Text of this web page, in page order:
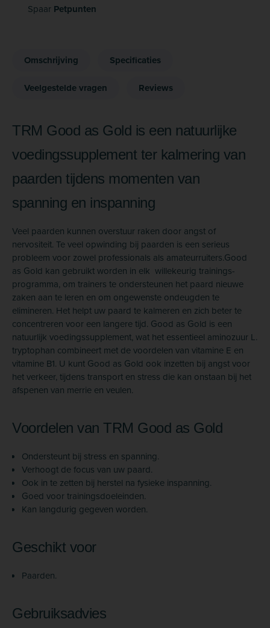
Spaar Petpunten
Omschrijving Specificaties
Veelgestelde vragen Reviews
TRM Good as Gold is een natuurlijke
voedingssupplement ter kalmering van
paarden tijdens momenten van
spanning en inspanning
Veel paarden kunnen overstuur raken door angst of
nervositeit. Te veel opwinding bij paarden is een serieus
probleem voor zowel professionals als amateurruiters.Good
as Gold kan gebruikt worden in elk willekeurig trainings-
programma, om trainers te ondersteunen het paard nieuwe
zaken aan te leren en om ongewenste ondeugden te
elimineren. Het helpt uw paard te kalmeren en zich beter te
concentreren voor een langere tijd. Good as Gold is een
natuurlijk voedingssupplement, wat het essentieel aminozuur L.
tryptophan combineert met de voordelen van vitamine E en
vitamine B1. U kunt Good as Gold ook inzetten bij angst voor
het verkeer, tijdens transport en stress die kan onstaan bij het
afspenen van merrie en veulen.
Voordelen van TRM Good as Gold
Ondersteunt bij stress en spanning.
Verhoogt de focus van uw paard.
Ook in te zetten bij herstel na fysieke inspanning.
Goed voor trainingsdoeleinden.
Kan langdurig gegeven worden.
Geschikt voor
Paarden.
Gebruiksadvies